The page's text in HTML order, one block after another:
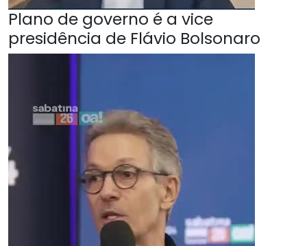
Plano de governo é a vice
presidência de Flávio Bolsonaro